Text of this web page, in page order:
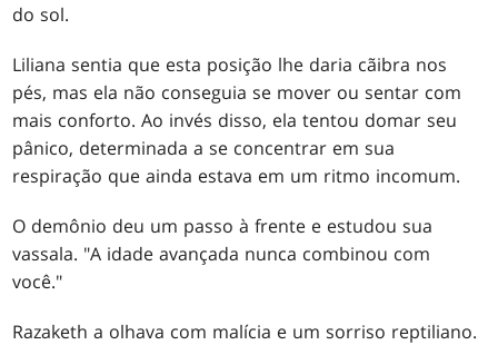
do sol.
Liliana sentia que esta posição lhe daria cãibra nos
pés, mas ela não conseguia se mover ou sentar com
mais conforto. Ao invés disso, ela tentou domar seu
pânico, determinada a se concentrar em sua
respiração que ainda estava em um ritmo incomum.
O demônio deu um passo à frente e estudou sua
vassala. "A idade avançada nunca combinou com
você."
Razaketh a olhava com malícia e um sorriso reptiliano.